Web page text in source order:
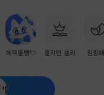
혜택몰빵💘 밀리언 셀러 점핑